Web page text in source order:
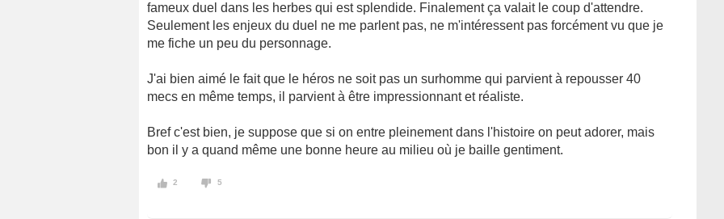
fameux duel dans les herbes qui est splendide. Finalement ça valait le coup d'attendre.
Seulement les enjeux du duel ne me parlent pas, ne m'intéressent pas forcément vu que je
me fiche un peu du personnage.
J'ai bien aimé le fait que le héros ne soit pas un surhomme qui parvient à repousser 40
mecs en même temps, il parvient à être impressionnant et réaliste.
Bref c'est bien, je suppose que si on entre pleinement dans l'histoire on peut adorer, mais
bon il y a quand même une bonne heure au milieu où je baille gentiment.
2 5